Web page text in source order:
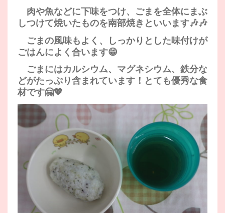
肉や魚などに下味をつけ、ごまを全体にまぶ
しつけて焼いたものを南部焼きといいます🎶🎶
ごまの風味もよく、しっかりとした味付けが
ごはんによく合います😁
ごまにはカルシウム、マグネシウム、鉄分な
どがたっぷり含まれています！とても優秀な食
材です🤗💖